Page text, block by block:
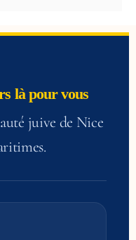
là pour vous
juive de Nice